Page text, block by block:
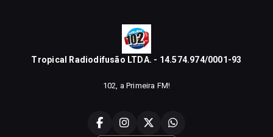
Tropical Radiodifusão LTDA. - 14.574.974/0001-93
102, a Primeira FM!